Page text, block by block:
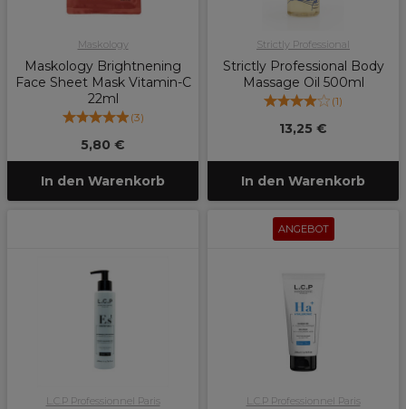
Maskology
Maskology Brightnening
Face Sheet Mask Vitamin-C
22ml
(3)
5,80 €
In den Warenkorb
Strictly Professional
Strictly Professional Body
Massage Oil 500ml
(1)
13,25 €
In den Warenkorb
L.C.P Professionnel Paris
ANGEBOT
L.C.P Professionnel Paris